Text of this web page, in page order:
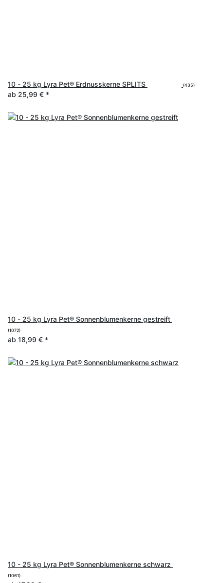
10 - 25 kg Lyra Pet® Erdnusskerne SPLITS (435)
ab 25,99 € *
10 - 25 kg Lyra Pet® Sonnenblumenkerne gestreift
(1072)
ab 18,99 € *
10 - 25 kg Lyra Pet® Sonnenblumenkerne schwarz
(1061)